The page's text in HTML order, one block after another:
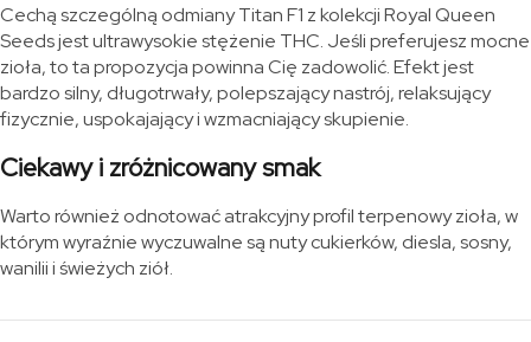
Cechą szczególną odmiany Titan F1 z kolekcji Royal Queen
Seeds jest ultrawysokie stężenie THC. Jeśli preferujesz mocne
zioła, to ta propozycja powinna Cię zadowolić. Efekt jest
bardzo silny, długotrwały, polepszający nastrój, relaksujący
fizycznie, uspokajający i wzmacniający skupienie.
Ciekawy i zróżnicowany smak
Warto również odnotować atrakcyjny profil terpenowy zioła, w
którym wyraźnie wyczuwalne są nuty cukierków, diesla, sosny,
wanilii i świeżych ziół.